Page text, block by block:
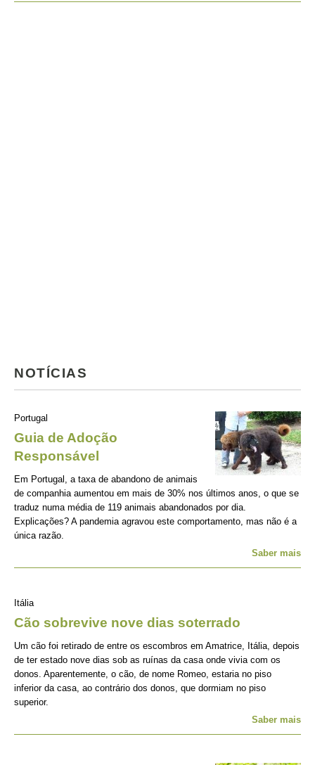
NOTÍCIAS
Portugal
Guia de Adoção
Responsável
Em Portugal, a taxa de abandono de animais
de companhia aumentou em mais de 30% nos últimos anos, o que se
traduz numa média de 119 animais abandonados por dia.
Explicações? A pandemia agravou este comportamento, mas não é a
única razão.
Saber mais
Itália
Cão sobrevive nove dias soterrado
Um cão foi retirado de entre os escombros em Amatrice, Itália, depois
de ter estado nove dias sob as ruínas da casa onde vivia com os
donos. Aparentemente, o cão, de nome Romeo, estaria no piso
inferior da casa, ao contrário dos donos, que dormiam no piso
superior.
Saber mais